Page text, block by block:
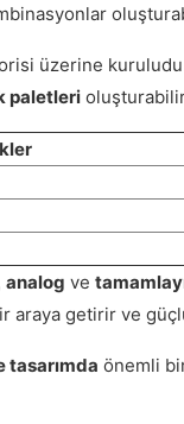
üzerine
paletleri
analog ve
araya getirir ve
tasarımda önemli